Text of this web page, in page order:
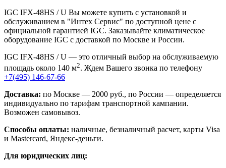
IGC IFХ-48HS / U Вы можете купить с установкой и
обслуживанием в "Интех Сервис" по доступной цене с
официальной гарантией IGC. Заказывайте климатическое
оборудование IGC с доставкой по Москве и России.
IGC IFХ-48HS / U — это отличный выбор на обслуживаемую
площадь около 140 м2. Ждем Вашего звонка по телефону
+7(495) 146-67-66
Доставка: по Москве — 2000 руб., по России — определяется
индивидуально по тарифам транспортной кампании.
Возможен самовывоз.
Способы оплаты: наличные, безналичный расчет, карты Visa
и Mastercard, Яндекс-деньги.
Для юридических лиц: